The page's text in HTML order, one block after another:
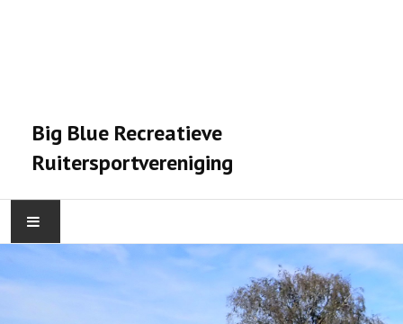
Big Blue Recreatieve
Ruitersportvereniging